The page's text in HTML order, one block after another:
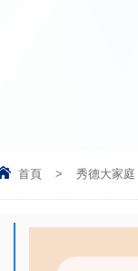
首頁 > 秀德大家庭